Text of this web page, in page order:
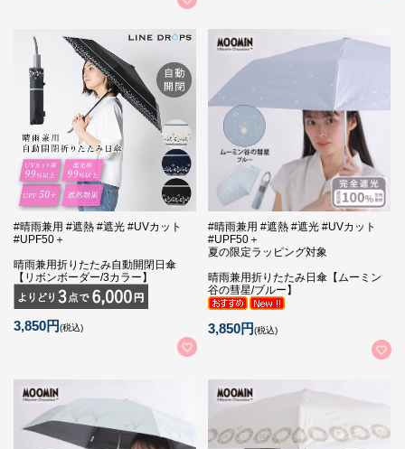
#晴雨兼用 #遮熱 #遮光 #UVカット
#UPF50＋
晴雨兼用折りたたみ自動開閉日傘
【リボンボーダー/3カラー】
3,850円(税込)
#晴雨兼用 #遮熱 #遮光 #UVカット
#UPF50＋
夏の限定ラッピング対象
晴雨兼用折りたたみ日傘【ムーミン
谷の彗星/ブルー】
3,850円(税込)